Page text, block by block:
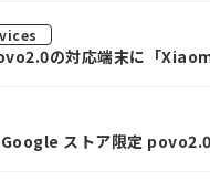
の対応端末に「
Google ストア限定